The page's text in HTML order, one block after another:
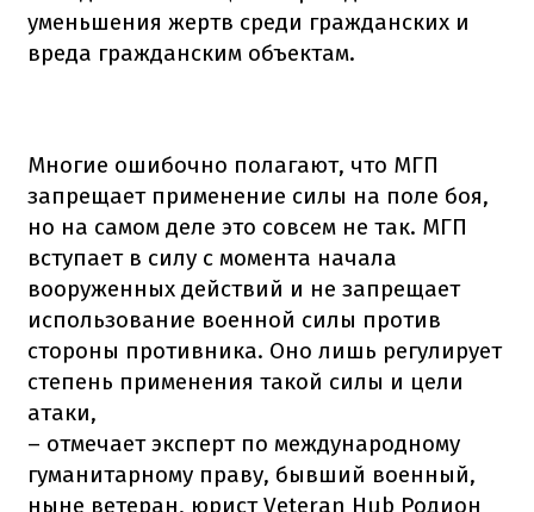
уменьшения жертв среди гражданских и
вреда гражданским объектам.
Многие ошибочно полагают, что МГП
запрещает применение силы на поле боя,
но на самом деле это совсем не так. МГП
вступает в силу с момента начала
вооруженных действий и не запрещает
использование военной силы против
стороны противника. Оно лишь регулирует
степень применения такой силы и цели
атаки,
– отмечает эксперт по международному
гуманитарному праву, бывший военный,
ныне ветеран, юрист Veteran Hub Родион